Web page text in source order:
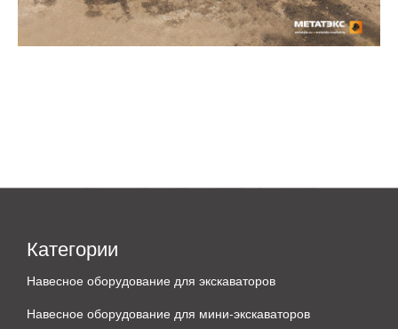
Категории
Навесное оборудование для экскаваторов
Навесное оборудование для мини-экскаваторов